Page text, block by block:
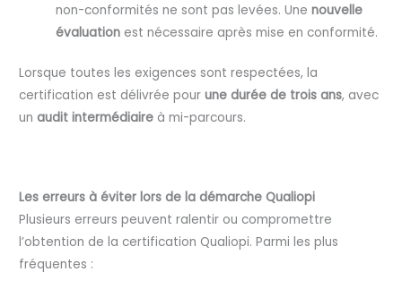
non-conformités ne sont pas levées. Unenouvelle
évaluation est nécessaire après mise en conformité.
Lorsque toutes les exigences sont respectées, la
certification est délivrée pourune durée de trois ans, avec
unaudit intermédiaire à mi-parcours.
Les erreurs à éviter lors de la démarche Qualiopi
Plusieurs erreurs peuvent ralentir ou compromettre
l’obtention de la certification Qualiopi. Parmi les plus
fréquentes :